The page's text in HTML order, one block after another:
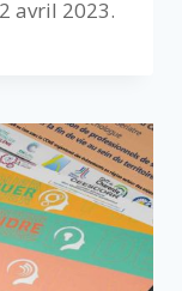
avril 2023.